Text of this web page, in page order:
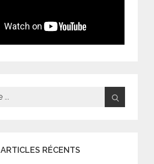
ARTICLES RÉCENTS